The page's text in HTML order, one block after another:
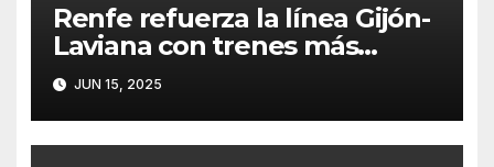
Renfe refuerza la línea Gijón-
Laviana con trenes más
fiables y mejor servicio para
recuperar viajeros
JUN 15, 2025